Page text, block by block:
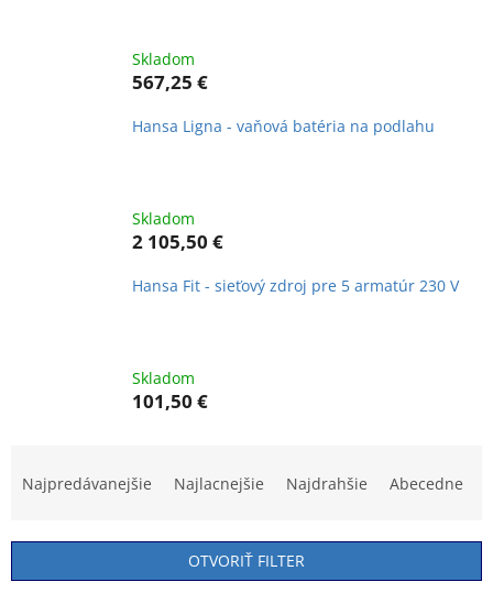
Skladom
567,25 €
Hansa Ligna - vaňová batéria na podlahu
Skladom
2 105,50 €
Hansa Fit - sieťový zdroj pre 5 armatúr 230 V
Skladom
101,50 €
n
i
Najpredávanejšie Najlacnejšie Najdrahšie Abecedne
OTVORIŤ FILTER